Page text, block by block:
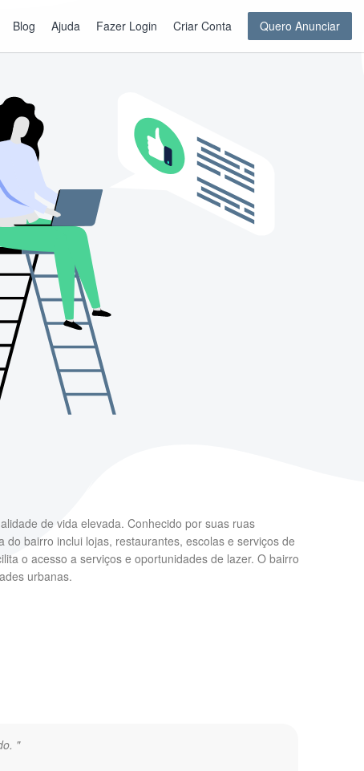
Blog Ajuda Fazer Login Criar Conta Quero Anunciar
de vida elevada. Conhecido por suas ruas
bairro inclui lojas, restaurantes, escolas e serviços de
o acesso a serviços e oportunidades de lazer. O bairro
urbanas.
"